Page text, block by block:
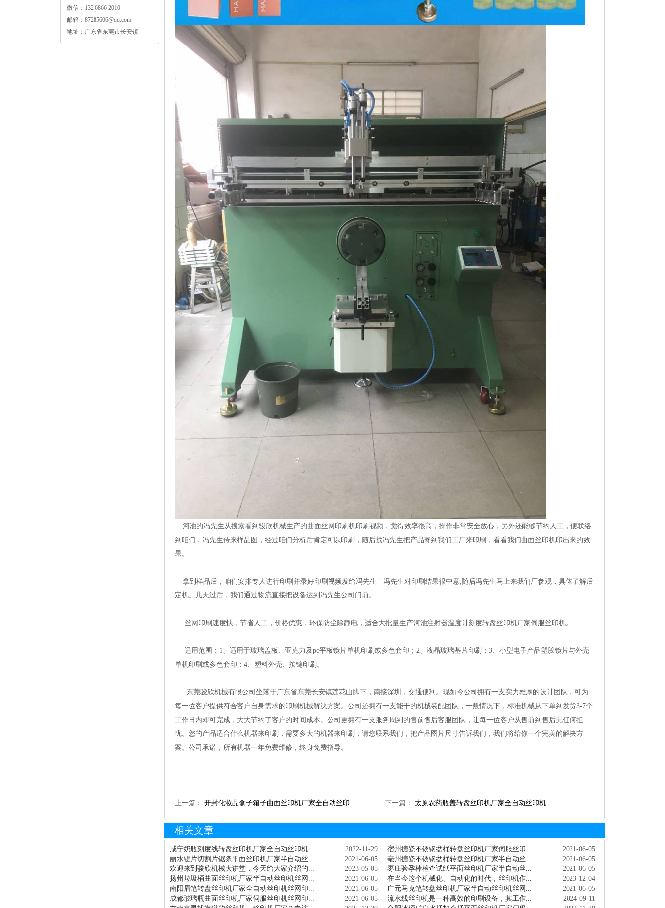
微信：13268662010
邮箱：87285606@qq.com
地址：广东省东莞市长安镇
河池的冯先生从搜索看到骏欣机械生产的曲面丝网印刷机印刷视频，觉得效率很高，操作非常安全放心，另外还能够节约人工，便联络
到咱们，冯先生传来样品图，经过咱们分析后肯定可以印刷，随后找冯先生把产品寄到我们工厂来印刷，看看我们曲面丝印机印出来的效
果。
拿到样品后，咱们安排专人进行印刷并录好印刷视频发给冯先生，冯先生对印刷结果很中意,随后冯先生马上来我们厂参观，具体了解后
定机。几天过后，我们通过物流直接把设备运到冯先生公司门前。
丝网印刷速度快，节省人工，价格优惠，环保防尘除静电，适合大批量生产河池注射器温度计刻度转盘丝印机厂家伺服丝印机。
适用范围：1、适用于玻璃盖板、亚克力及pc平板镜片单机印刷或多色套印；2、液晶玻璃基片印刷；3、小型电子产品塑胶镜片与外壳
单机印刷或多色套印；4、塑料外壳、按键印刷。
东莞骏欣机械有限公司坐落于广东省东莞长安镇莲花山脚下，南接深圳，交通便利。现如今公司拥有一支实力雄厚的设计团队，可为
每一位客户提供符合客户自身需求的印刷机械解决方案。公司还拥有一支能干的机械装配团队，一般情况下，标准机械从下单到发货3-7个
工作日内即可完成，大大节约了客户的时间成本。公司更拥有一支服务周到的售前售后客服团队，让每一位客户从售前到售后无任何担
忧。您的产品适合什么机器来印刷，需要多大的机器来印刷，请您联系我们，把产品图片尺寸告诉我们，我们将给你一个完美的解决方
案。公司承诺，所有机器一年免费维修，终身免费指导。
上一篇： 开封化妆品盒子箱子曲面丝印机厂家全自动丝印 下一篇： 太原农药瓶盖转盘丝印机厂家全自动丝印机
相关文章
咸宁奶瓶刻度线转盘丝印机厂家全自动丝印机... 2022-11-29 宿州搪瓷不锈钢盆桶转盘丝印机厂家伺服丝印...
2021-06-05
丽水锯片切割片锯条平面丝印机厂家半自动丝...
2021-06-05 亳州搪瓷不锈钢盆桶转盘丝印机厂家半自动丝...
2021-06-05
欢迎来到骏欣机械大讲堂，今天给大家介绍的...
2023-05-05 枣庄验孕棒检查试纸平面丝印机厂家半自动丝...
2021-06-05
扬州垃圾桶曲面丝印机厂家半自动丝印机丝网...
2021-06-05 在当今这个机械化、自动化的时代，丝印机作...
2023-12-04
南阳眉笔转盘丝印机厂家全自动丝印机丝网印...
2021-06-05 广元马克笔转盘丝印机厂家半自动丝印机丝网...
2021-06-05
成都玻璃瓶曲面丝印机厂家伺服丝印机丝网印...
2021-06-05 流水线丝印机是一种高效的印刷设备，其工作...
2024-09-11